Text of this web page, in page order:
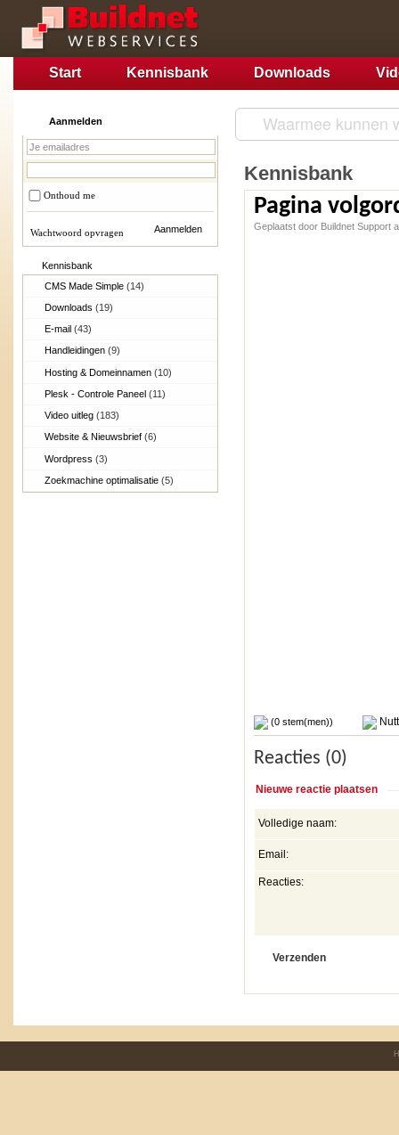
Start Kennisbank Downloads
Aanmelden
Onthoud me
Wachtwoord opvragen
Kennisbank
CMS Made Simple(14)
Downloads(19)
E-mail(43)
Handleidingen(9)
Hosting & Domeinnamen(10)
Plesk - Controle Paneel(11)
Video uitleg(183)
Website & Nieuwsbrief(6)
Wordpress(3)
Zoekmachine optimalisatie(5)
Kennisbank
Pagina
Geplaatst door Buildnet Support
(0 stem(men))
Reacties (0)
Nieuwe reactie plaatsen
Volledige naam:
Email:
Reacties: